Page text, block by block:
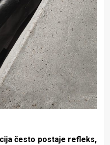
često postaje refleks,